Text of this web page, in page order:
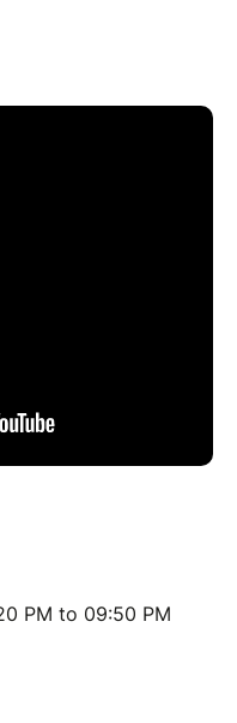
PM to 09:50 PM